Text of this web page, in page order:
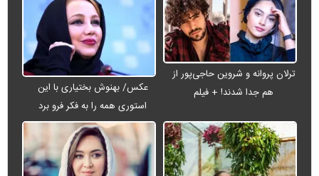
ترلان پروانه و شروین حاجی‌پور از
هم جدا شدند! + فیلم
عکس/ بهنوش بختیاری با این
استوری همه را به فکر فرو برد